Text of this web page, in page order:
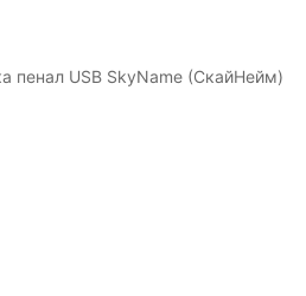
пенал USB SkyName (СкайНейм)